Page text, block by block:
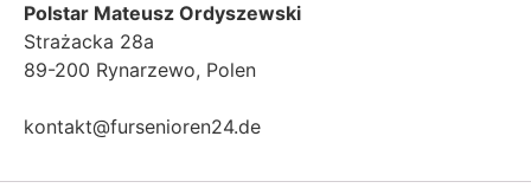
Polstar Mateusz Ordyszewski
Strażacka 28a
89-200 Rynarzewo, Polen
kontakt@fursenioren24.de